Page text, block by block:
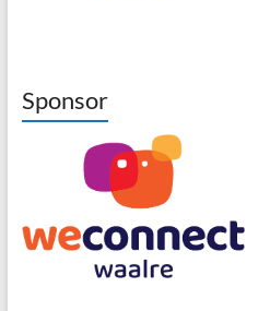
Sponsor